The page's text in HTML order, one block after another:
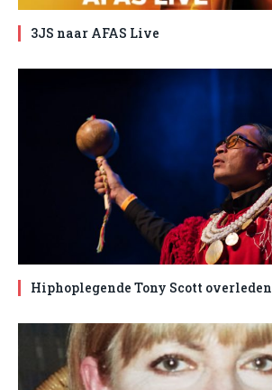
3JS naar AFAS Live
Hiphoplegende Tony Scott overleden